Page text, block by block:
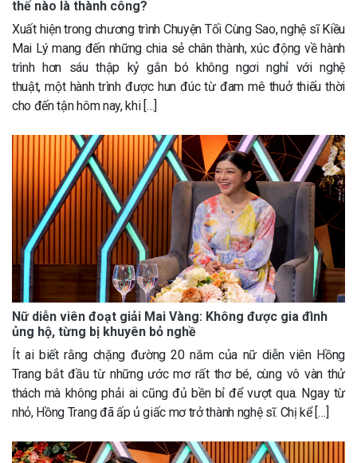
thế nào là thành công?
Xuất hiện trong chương trình Chuyện Tối Cùng Sao, nghệ sĩ Kiều
Mai Lý mang đến những chia sẻ chân thành, xúc động về hành
trình hơn sáu thập kỷ gắn bó không ngơi nghỉ với nghệ
thuật, một hành trình được hun đúc từ đam mê thuở thiếu thời
cho đến tận hôm nay, khi […]
Nữ diễn viên đoạt giải Mai Vàng: Không được gia đình
ủng hộ, từng bị khuyên bỏ nghề
Ít ai biết rằng chặng đường 20 năm của nữ diễn viên Hồng
Trang bắt đầu từ những ước mơ rất thơ bé, cùng vô vàn thử
thách mà không phải ai cũng đủ bền bỉ để vượt qua. Ngay từ
nhỏ, Hồng Trang đã ấp ủ giấc mơ trở thành nghệ sĩ. Chị kể […]